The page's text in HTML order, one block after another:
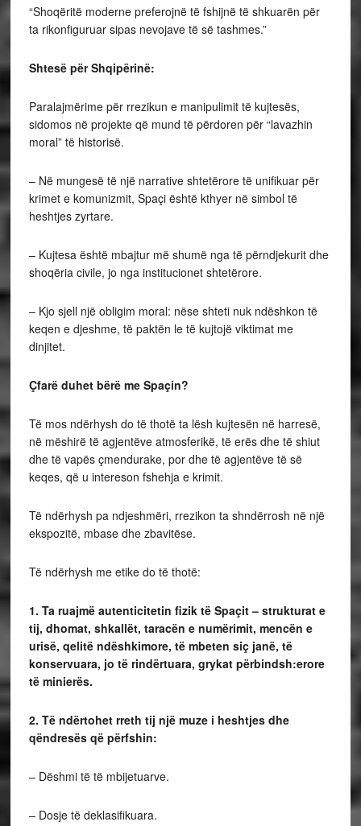
“Shoqëritë moderne preferojnë të fshijnë të shkuarën për
ta rikonfiguruar sipas nevojave të së tashmes.”
Shtesë për Shqipërinë:
Paralajmërime për rrezikun e manipulimit të kujtesës,
sidomos në projekte që mund të përdoren për “lavazhin
moral” të historisë.
– Në mungesë të një narrative shtetërore të unifikuar për
krimet e komunizmit, Spaçi është kthyer në simbol të
heshtjes zyrtare.
– Kujtesa është mbajtur më shumë nga të përndjekurit dhe
shoqëria civile, jo nga institucionet shtetërore.
– Kjo sjell një obligim moral: nëse shteti nuk ndëshkon të
keqen e djeshme, të paktën le të kujtojë viktimat me
dinjitet.
Çfarë duhet bërë me Spaçin?
Të mos ndërhysh do të thotë ta lësh kujtesën në harresë,
në mëshirë të agjentëve atmosferikë, të erës dhe të shiut
dhe të vapës çmendurake, por dhe të agjentëve të së
keqes, që u intereson fshehja e krimit.
Të ndërhysh pa ndjeshmëri, rrezikon ta shndërrosh në një
ekspozitë, mbase dhe zbavitëse.
Të ndërhysh me etike do të thotë:
1. Ta ruajmë autenticitetin fizik të Spaçit – strukturat e
tij, dhomat, shkallët, taracën e numërimit, mencën e
urisë, qelitë ndëshkimore, të mbeten siç janë, të
konservuara, jo të rindërtuara, grykat përbindsh:erore
të minierës.
2. Të ndërtohet rreth tij një muze i heshtjes dhe
qëndresës që përfshin:
– Dëshmi të të mbijetuarve.
– Dosje të deklasifikuara.